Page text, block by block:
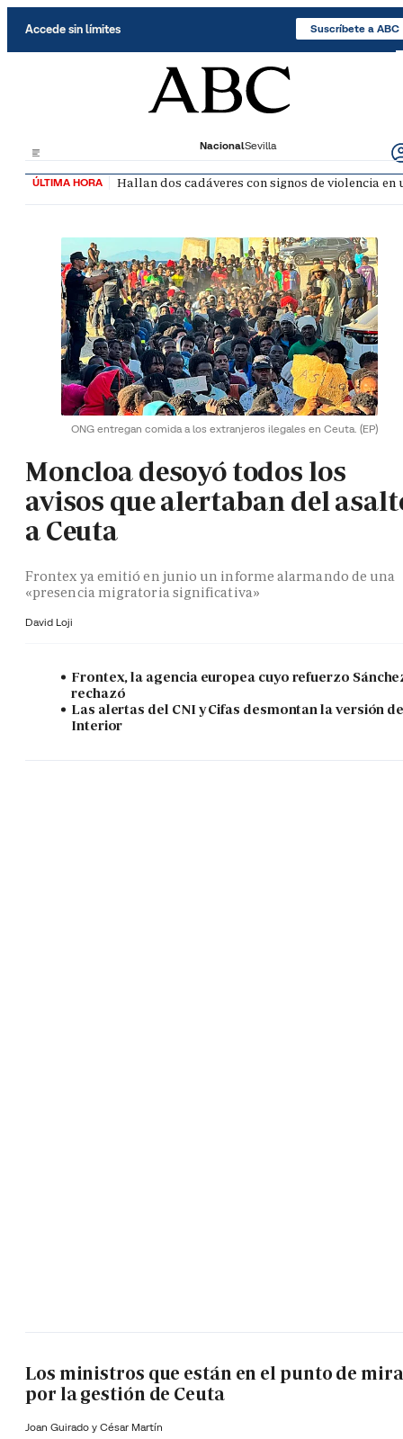
Accede sin límites Suscríbete a ABC
NacionalSevilla
ÚLTIMA HORA Hallan dos cadáveres con signos de violencia
ONG entregan comida a los extranjeros ilegales en Ceuta. (EP)
Moncloa desoyó todos los
avisos que alertaban del
a Ceuta
Frontex ya emitió en junio un informe alarmando de una
«presencia migratoria significativa»
David Loji
Frontex, la agencia europea cuyo refuerzo
rechazó
Las alertas del CNI y Cifas desmontan la versión
Interior
Los ministros que están en el punto de mira
por la gestión de Ceuta
Joan Guirado y César Martín